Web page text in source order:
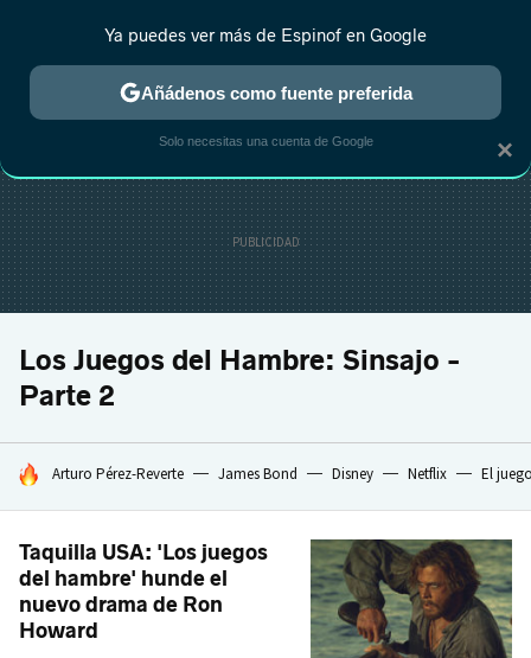
ESTRENOS REALITY ANIME RANKINGS CINE
Los Juegos del Hambre: Sinsajo -
Parte 2
HOY SE HABLA DE
Arturo Pérez-Reverte James Bond Disney Netflix El
Taquilla USA: 'Los juegos
del hambre' hunde el
nuevo drama de Ron
Howard
×
Ya puedes ver más de Espinof en Google
Añádenos como fuente preferida
Solo necesitas una cuenta de Google